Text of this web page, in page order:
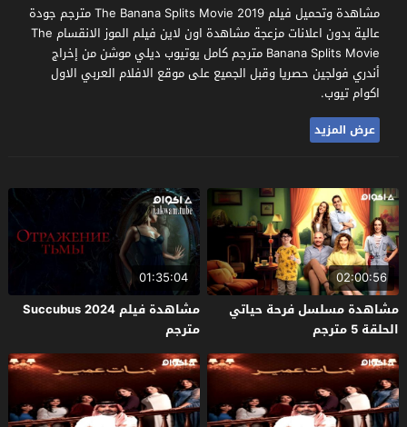
مشاهدة وتحميل فيلم The Banana Splits Movie 2019 مترجم جودة
عالية بدون اعلانات مزعجة مشاهدة اون لاين فيلم الموز الانقسام The
Banana Splits Movie مترجم كامل يوتيوب ديلي موشن من إخراج
أندري فولجين حصريا وقبل الجميع على موقع الافلام العربي الاول
اكوام تيوب.
عرض المزيد
02:00:56
مشاهدة مسلسل فرحة حياتي
الحلقة 5 مترجم
01:35:04
مشاهدة فيلم Succubus 2024
مترجم